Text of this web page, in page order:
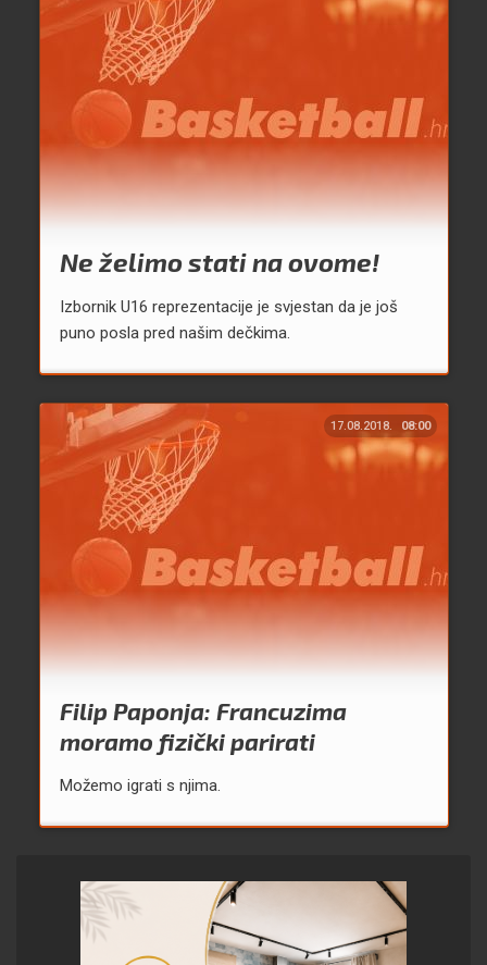
Ne želimo stati na ovome!
Izbornik U16 reprezentacije je svjestan da je još
puno posla pred našim dečkima.
17.08.2018. 08:00
Filip Paponja: Francuzima
moramo fizički parirati
Možemo igrati s njima.